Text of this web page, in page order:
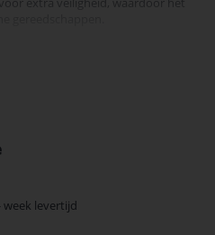
veiligheid en efficiëntie
week levertijd